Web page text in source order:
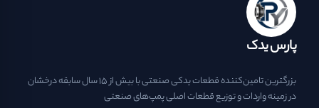
پارس یدک
بزرگترین تامین‌کننده قطعات یدکی صنعتی با بیش از ۱۵ سال سابقه درخشان
در زمینه واردات و توزیع قطعات اصلی پمپ‌های صنعتی